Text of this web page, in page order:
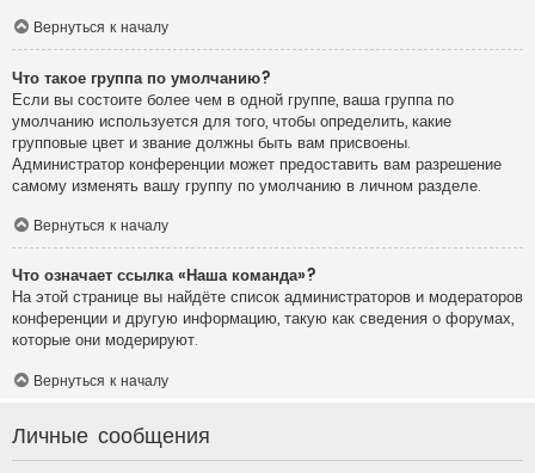
Вернуться к началу
Что такое группа по умолчанию?
Если вы состоите более чем в одной группе, ваша группа по
умолчанию используется для того, чтобы определить, какие
групповые цвет и звание должны быть вам присвоены.
Администратор конференции может предоставить вам разрешение
самому изменять вашу группу по умолчанию в личном разделе.
Вернуться к началу
Что означает ссылка «Наша команда»?
На этой странице вы найдёте список администраторов и модераторов
конференции и другую информацию, такую как сведения о форумах,
которые они модерируют.
Вернуться к началу
Личные сообщения